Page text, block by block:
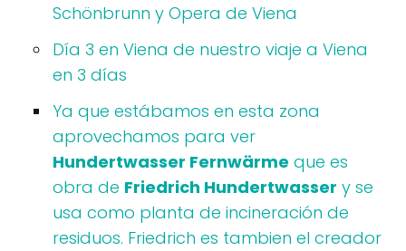
Schönbrunn y Opera de Viena
Día 3 en Viena de nuestro viaje a Viena
en 3 días
Ya que estábamos en esta zona
aprovechamos para ver
Hundertwasser Fernwärme que es
obra de Friedrich Hundertwasser y se
usa como planta de incineración de
residuos. Friedrich es tambien el creador